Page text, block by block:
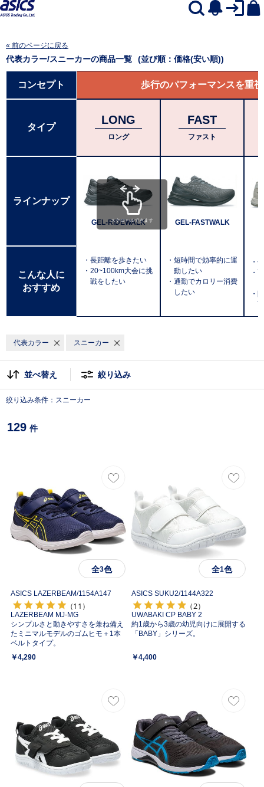
« 前のページに戻る
代表カラー/スニーカーの商品一覧 (並び順：価格(安い順))
コンセプト 歩行のパフォーマンスを重視
タイプ
LONG
ロング
FAST
ファスト
ラインナップ
GEL-RIDEWALK
・長距離を歩きたい
・20~100km大会に挑
戦をしたい
GEL-FASTWALK
・短時間で効率的に運
動したい
・通勤でカロリー消費
したい
・
・
・
こんな人に
おすすめ
スクロールできます
代表カラー スニーカー
並べ替え 絞り込み
絞り込み条件：スニーカー
129
全3色
ASICS LAZERBEAM/1154A147
（11）
LAZERBEAM MJ-MG
シンプルさと動きやすさを兼ね備え
たミニマルモデルのゴムヒモ＋1本
ベルトタイプ。
￥4,290
全1色
ASICS SUKU2/1144A322
（2）
UWABAKI CP BABY 2
約1歳から3歳の幼児向けに展開する
「BABY」シリーズ。
￥4,400